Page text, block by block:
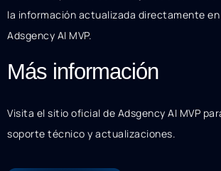
la información actualizada directamente
Adsgency AI MVP.
Más información
Visita el sitio oficial de Adsgency AI MVP
soporte técnico y actualizaciones.